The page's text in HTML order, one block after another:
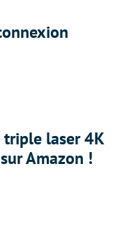
triple laser 4K
Amazon !